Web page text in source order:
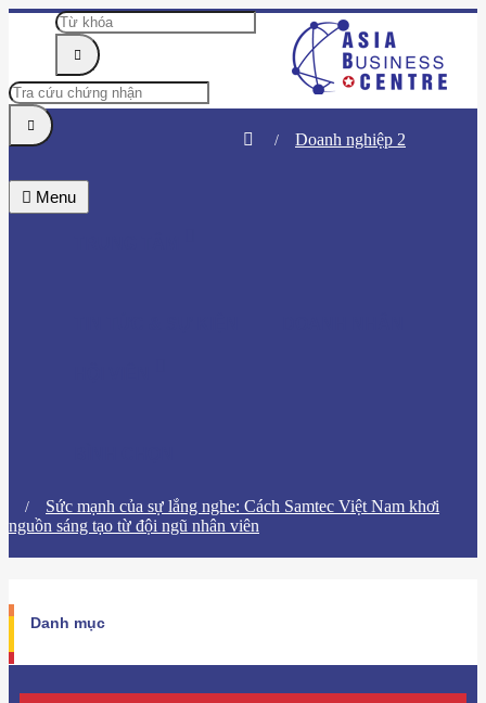
Menu
Doanh nghiệp 2
Sức mạnh của sự lắng nghe: Cách Samtec Việt Nam khơi
nguồn sáng tạo từ đội ngũ nhân viên
Danh mục